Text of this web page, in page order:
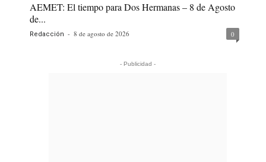
AEMET: El tiempo para Dos Hermanas – 8 de Agosto
de...
Redacción - 8 de agosto de 2026 0
- Publicidad -